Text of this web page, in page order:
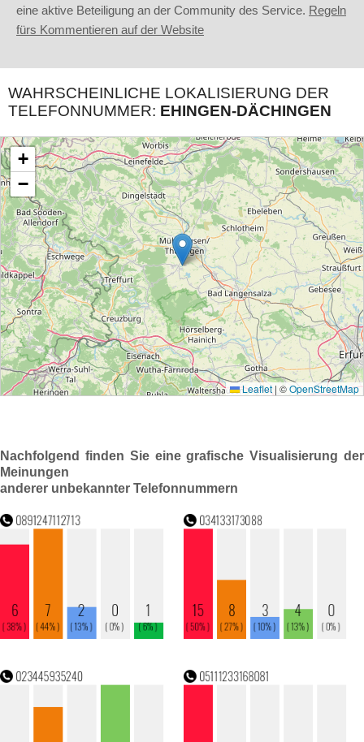
eine aktive Beteiligung an der Community des Service. Regeln
fürs Kommentieren auf der Website
WAHRSCHEINLICHE LOKALISIERUNG DER
TELEFONNUMMER: EHINGEN-DÄCHINGEN
Nachfolgend finden Sie eine grafische Visualisierung der
Meinungen
anderer unbekannter Telefonnummern